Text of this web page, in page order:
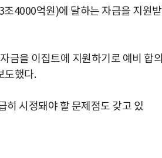
4000억원)에 달하는 자금을 지원받
금을 이집트에 지원하기로 예비 합의
도했다.
히 시정돼야 할 문제점도 갖고 있